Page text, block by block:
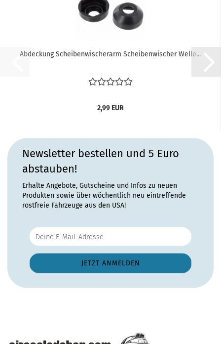
Abdeckung Scheibenwischerarm Scheibenwischer Welle...
2,99 EUR
Newsletter bestellen und 5 Euro
abstauben!
Erhalte Angebote, Gutscheine und Infos zu neuen
Produkten sowie über wöchentlich neu eintreffende
rostfreie Fahrzeuge aus den USA!